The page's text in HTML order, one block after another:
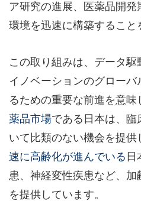
ア研究の進展、医薬品開
環境を迅速に構築すること
この取り組みは、データ駆
イノベーションのグロー
るための重要な前進を意味
薬品市場である日本は、臨
いて比類のない機会を提供
速に高齢化が進んでいる 日
患、神経変性疾患など、
を提供しています。